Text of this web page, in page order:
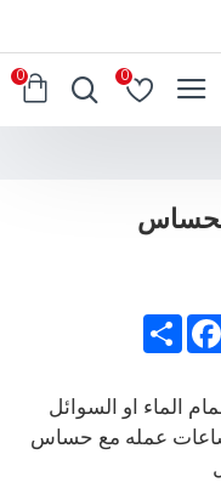
0
0
Share
الماء او السوائل
عمله مع حساس